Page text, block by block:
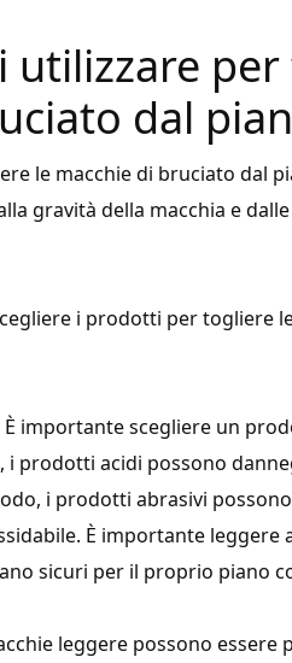
dal
le macchie di bruciato dal
gravità della macchia e
i prodotti per togliere
importante scegliere un
i prodotti acidi possono
i prodotti abrasivi
È importante
sicuri per il proprio piano
leggere possono